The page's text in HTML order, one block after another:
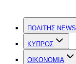
ΠΟΛΙΤΗΣ NEWS
ΚΥΠΡΟΣ
OIKONOMIA